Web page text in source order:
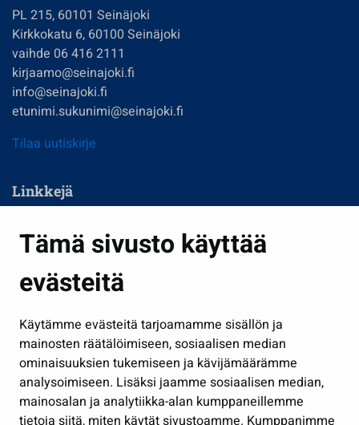
Tämä sivusto käyttää
evästeitä
Käytämme evästeitä tarjoamamme sisällön ja
mainosten räätälöimiseen, sosiaalisen median
ominaisuuksien tukemiseen ja kävijämäärämme
analysoimiseen. Lisäksi jaamme sosiaalisen median,
mainosalan ja analytiikka-alan kumppaneillemme
tietoja siitä, miten käytät sivustoamme. Kumppanimme
PL 215, 60101 Seinäjoki
Kirkkokatu 6, 60100 Seinäjoki
vaihde 06 416 2111
kirjaamo@seinajoki.fi
info@seinajoki.fi
etunimi.sukunimi@seinajoki.fi
Tilaa uutiskirje
Linkkejä
Kasvatus ja opetus
Kulttuuri ja liikunta
Työ ja yrittäminen
Osallistu ja asioi
Näytä omat evästeasetukseni